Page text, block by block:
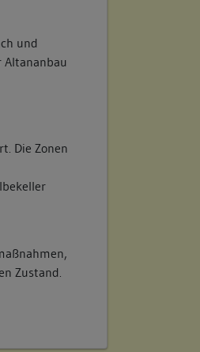
und
Altananbau
Die Zonen
Zustand.